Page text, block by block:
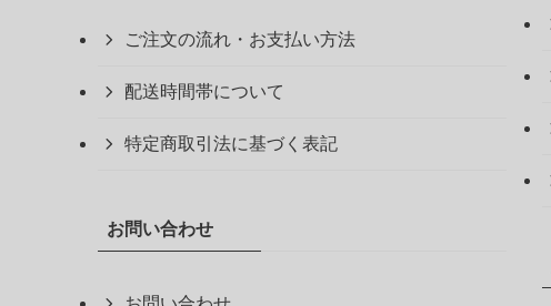
ご注文の流れ・お支払い方法
配送時間帯について
特定商取引法に基づく表記
お問い合わせ